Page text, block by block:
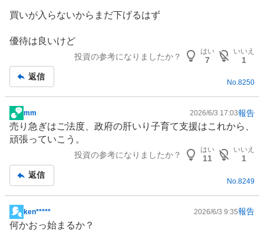
記
買いが入らないからまだ下げるはず
優待は良いけど
投資の参考になりましたか？
はい
7
いいえ
1
返信
No.8250
掲
示
板
mm 2026/6/3 17:03報告
売り急ぎはご法度、政府の肝いり 子育て支援はこれから、
頑張っていこう。
投資の参考になりましたか？
はい
11
いいえ
1
返信
No. 8249
掲
示
ken***** 2026/6/3 9:35報告
何かおっ始まるか？